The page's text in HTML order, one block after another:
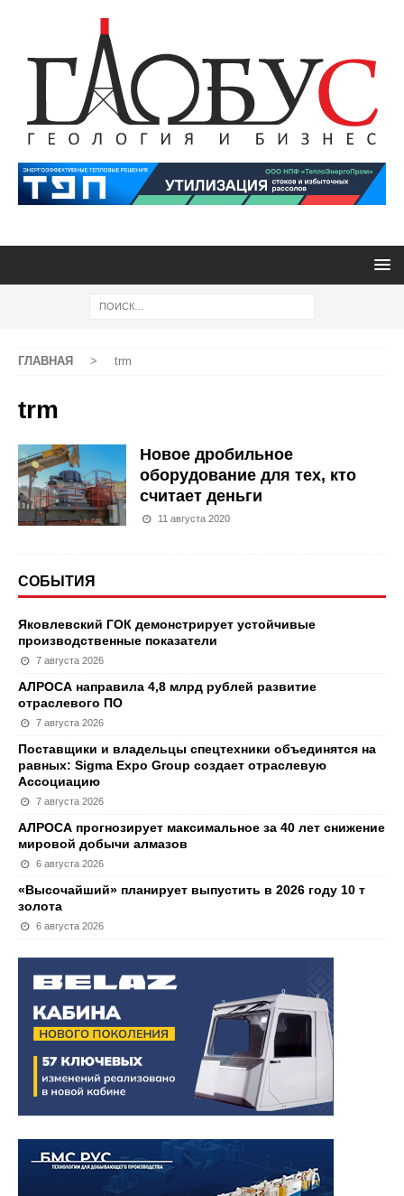
ГЛАВНАЯ > trm
trm
Новое дробильное
оборудование для тех, кто
считает деньги
11 августа 2020
СОБЫТИЯ
Яковлевский ГОК демонстрирует устойчивые
производственные показатели
7 августа 2026
АЛРОСА направила 4,8 млрд рублей развитие
отраслевого ПО
7 августа 2026
Поставщики и владельцы спецтехники объединятся на
равных: Sigma Expo Group создает отраслевую
Ассоциацию
7 августа 2026
АЛРОСА прогнозирует максимальное за 40 лет снижение
мировой добычи алмазов
6 августа 2026
«Высочайший» планирует выпустить в 2026 году 10 т
золота
6 августа 2026